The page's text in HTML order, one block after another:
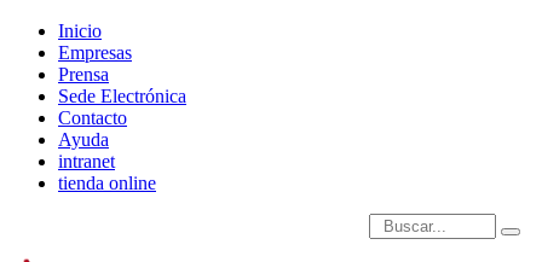
Inicio
Empresas
Prensa
Sede Electrónica
Contacto
Ayuda
intranet
tienda online
Introduce términos de